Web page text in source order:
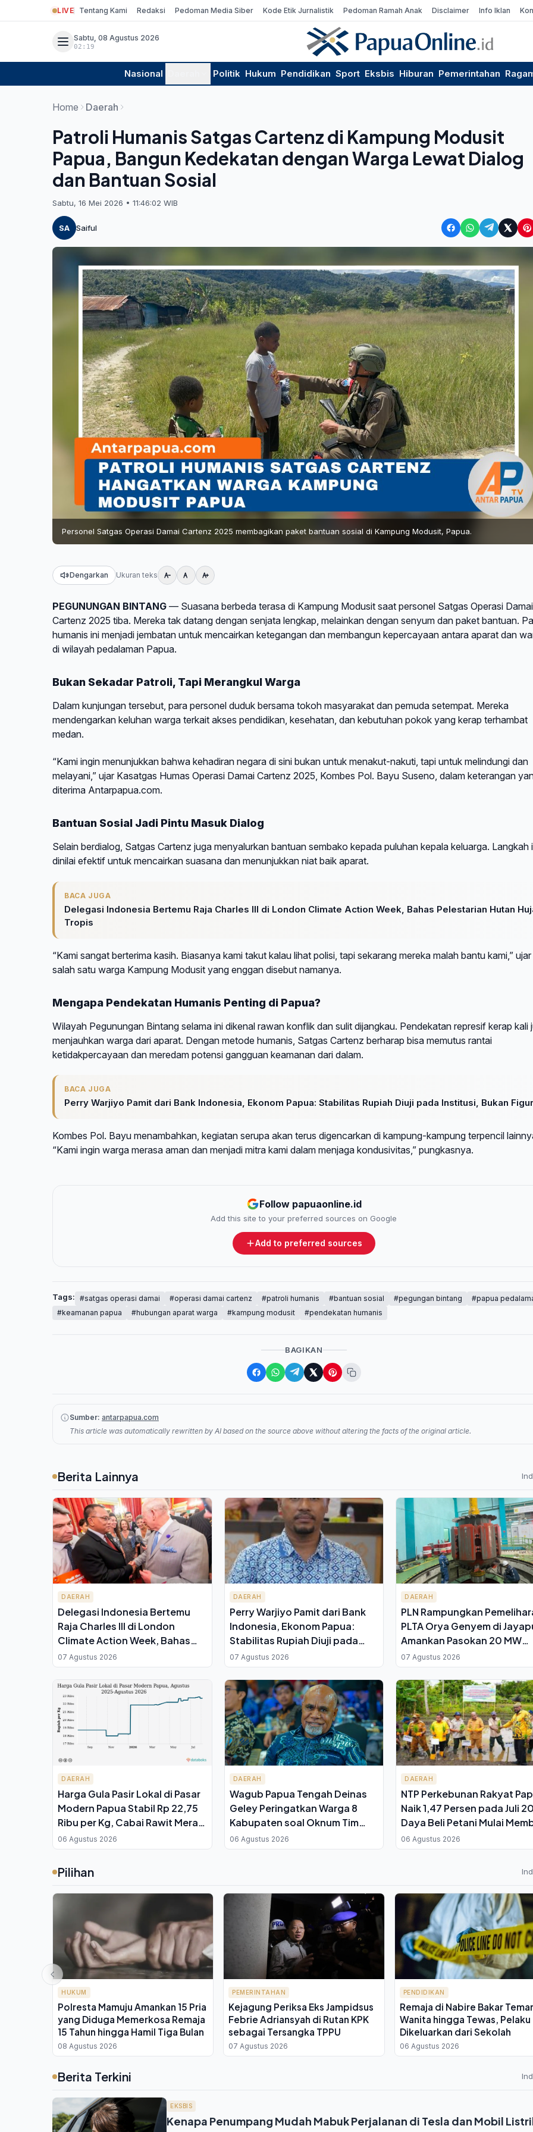
LIVE Tentang Kami Redaksi Pedoman Media Siber Kode Etik Jurnalistik Pedoman Ramah Anak Disclaimer Info Iklan
Sabtu, 08 Agustus 2026
02:19
Nasional Politik Hukum Pendidikan Sport Eksbis Hiburan Pemerintahan
Home Daerah
Patroli Humanis Satgas Cartenz di Kampung Modusit
Papua, Bangun Kedekatan dengan Warga Lewat Dialog
dan Bantuan Sosial
Sabtu, 16 Mei 2026 • 11:46:02 WIB
SA Saiful
Personel Satgas Operasi Damai Cartenz 2025 membagikan paket bantuan sosial di Kampung Modusit, Papua.
Dengarkan Ukuran teks
PEGUNUNGAN BINTANG — Suasana berbeda terasa di Kampung Modusit saat personel Satgas Operasi Damai
Cartenz 2025 tiba. Mereka tak datang dengan senjata lengkap, melainkan dengan senyum dan paket bantuan.
humanis ini menjadi jembatan untuk mencairkan ketegangan dan membangun kepercayaan antara aparat dan
di wilayah pedalaman Papua.
Bukan Sekadar Patroli, Tapi Merangkul Warga
Dalam kunjungan tersebut, para personel duduk bersama tokoh masyarakat dan pemuda setempat. Mereka
mendengarkan keluhan warga terkait akses pendidikan, kesehatan, dan kebutuhan pokok yang kerap terhambat
medan.
“Kami ingin menunjukkan bahwa kehadiran negara di sini bukan untuk menakut-nakuti, tapi untuk melindungi dan
melayani,” ujar Kasatgas Humas Operasi Damai Cartenz 2025, Kombes Pol. Bayu Suseno, dalam keterangan
diterima Antarpapua.com.
Bantuan Sosial Jadi Pintu Masuk Dialog
Selain berdialog, Satgas Cartenz juga menyalurkan bantuan sembako kepada puluhan kepala keluarga. Langkah
dinilai efektif untuk mencairkan suasana dan menunjukkan niat baik aparat.
BACA JUGA
Delegasi Indonesia Bertemu Raja Charles III di London Climate Action Week, Bahas Pelestarian Hutan
Tropis
“Kami sangat berterima kasih. Biasanya kami takut kalau lihat polisi, tapi sekarang mereka malah bantu kami,” ujar
salah satu warga Kampung Modusit yang enggan disebut namanya.
Mengapa Pendekatan Humanis Penting di Papua?
Wilayah Pegunungan Bintang selama ini dikenal rawan konflik dan sulit dijangkau. Pendekatan represif kerap kali
menjauhkan warga dari aparat. Dengan metode humanis, Satgas Cartenz berharap bisa memutus rantai
ketidakpercayaan dan meredam potensi gangguan keamanan dari dalam.
BACA JUGA
Perry Warjiyo Pamit dari Bank Indonesia, Ekonom Papua: Stabilitas Rupiah Diuji pada Institusi, Bukan Figur
Kombes Pol. Bayu menambahkan, kegiatan serupa akan terus digencarkan di kampung-kampung terpencil
“Kami ingin warga merasa aman dan menjadi mitra kami dalam menjaga kondusivitas,” pungkasnya.
Follow papuaonline.id
Add this site to your preferred sources on Google
Add to preferred sources
Tags: #satgas operasi damai #operasi damai cartenz #patroli humanis #bantuan sosial #pegungan bintang
#papua
#keamanan papua
#hubungan aparat warga #kampung modusit #pendekatan humanis
BAGIKAN
Sumber: antarpapua.com
This article was automatically rewritten by AI based on the source above without altering the facts of the original article.
Berita Lainnya
DAERAH
Delegasi Indonesia Bertemu
Raja Charles III di London
Climate Action Week, Bahas
Pelestarian Hutan Hujan Tropis
07 Agustus 2026
DAERAH
Perry Warjiyo Pamit dari Bank
Indonesia, Ekonom Papua:
Stabilitas Rupiah Diuji pada
Institusi, Bukan Figur
07 Agustus 2026
DAERAH
PLN Rampungkan
PLTA Orya Genyem di
Amankan Pasokan 20 MW
untuk Sistem Kelistrikan
Jelang HUT ke-81 RI
07 Agustus 2026
DAERAH
Harga Gula Pasir Lokal di Pasar
Modern Papua Stabil Rp 22,75
Ribu per Kg, Cabai Rawit Merah
Turun 29 Persen
06 Agustus 2026
DAERAH
Wagub Papua Tengah Deinas
Geley Peringatkan Warga 8
Kabupaten soal Oknum Tim
Pemekaran yang Minta Uang
06 Agustus 2026
DAERAH
NTP Perkebunan Rakyat
Naik 1,47 Persen pada Juli
Daya Beli Petani Mulai
06 Agustus 2026
Pilihan
HUKUM
Polresta Mamuju Amankan 15 Pria
yang Diduga Memerkosa Remaja
15 Tahun hingga Hamil Tiga Bulan
08 Agustus 2026
PEMERINTAHAN
Kejagung Periksa Eks Jampidsus
Febrie Adriansyah di Rutan KPK
sebagai Tersangka TPPU
07 Agustus 2026
PENDIDIKAN
Remaja di Nabire Bakar
Wanita hingga Tewas, Pelaku
Dikeluarkan dari Sekolah
06 Agustus 2026
Berita Terkini
EKSBIS
Kenapa Penumpang Mudah Mabuk Perjalanan di Tesla dan Mobil